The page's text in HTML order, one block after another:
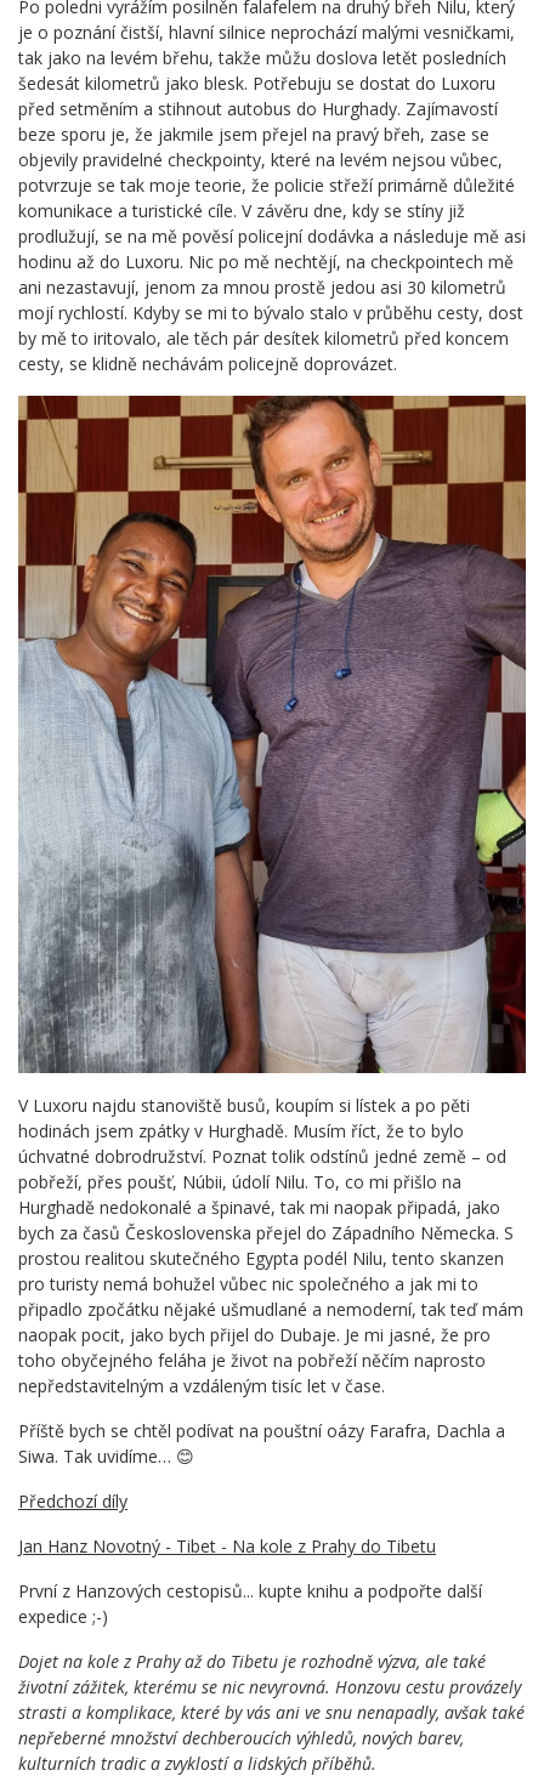
Po poledni vyrážím posilněn falafelem na druhý břeh Nilu, který
je o poznání čistší, hlavní silnice neprochází malými vesničkami,
tak jako na levém břehu, takže můžu doslova letět posledních
šedesát kilometrů jako blesk. Potřebuju se dostat do Luxoru
před setměním a stihnout autobus do Hurghady. Zajímavostí
beze sporu je, že jakmile jsem přejel na pravý břeh, zase se
objevily pravidelné checkpointy, které na levém nejsou vůbec,
potvrzuje se tak moje teorie, že policie střeží primárně důležité
komunikace a turistické cíle. V závěru dne, kdy se stíny již
prodlužují, se na mě pověsí policejní dodávka a následuje mě asi
hodinu až do Luxoru. Nic po mě nechtějí, na checkpointech mě
ani nezastavují, jenom za mnou prostě jedou asi 30 kilometrů
mojí rychlostí. Kdyby se mi to bývalo stalo v průběhu cesty, dost
by mě to iritovalo, ale těch pár desítek kilometrů před koncem
cesty, se klidně nechávám policejně doprovázet.
V Luxoru najdu stanoviště busů, koupím si lístek a po pěti
hodinách jsem zpátky v Hurghadě. Musím říct, že to bylo
úchvatné dobrodružství. Poznat tolik odstínů jedné země – od
pobřeží, přes poušť, Núbii, údolí Nilu. To, co mi přišlo na
Hurghadě nedokonalé a špinavé, tak mi naopak připadá, jako
bych za časů Československa přejel do Západního Německa. S
prostou realitou skutečného Egypta podél Nilu, tento skanzen
pro turisty nemá bohužel vůbec nic společného a jak mi to
připadlo zpočátku nějaké ušmudlané a nemoderní, tak teď mám
naopak pocit, jako bych přijel do Dubaje. Je mi jasné, že pro
toho obyčejného feláha je život na pobřeží něčím naprosto
nepředstavitelným a vzdáleným tisíc let v čase.
Příště bych se chtěl podívat na pouštní oázy Farafra, Dachla a
Siwa. Tak uvidíme… 😊
Předchozí díly
Jan Hanz Novotný - Tibet - Na kole z Prahy do Tibetu
První z Hanzových cestopisů... kupte knihu a podpořte další
expedice ;-)
Dojet na kole z Prahy až do Tibetu je rozhodně výzva, ale také
životní zážitek, kterému se nic nevyrovná. Honzovu cestu provázely
strasti a komplikace, které by vás ani ve snu nenapadly, avšak také
nepřeberné množství dechberoucích výhledů, nových barev,
kulturních tradic a zvyklostí a lidských příběhů.